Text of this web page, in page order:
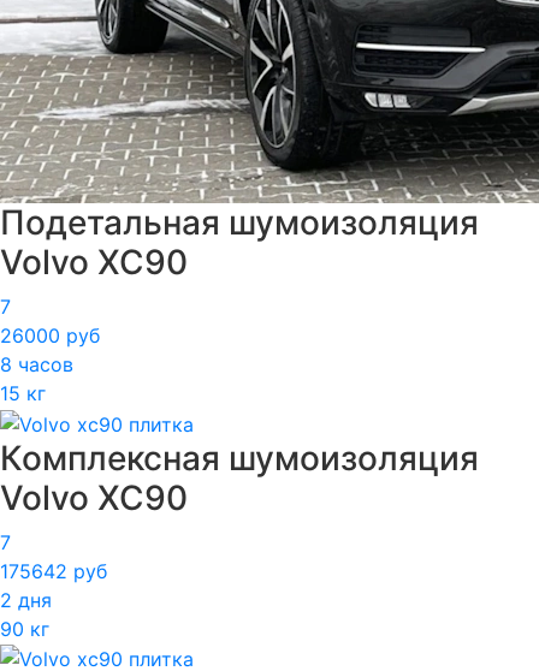
Подетальная шумоизоляция
Volvo XC90
7
26000 руб
8 часов
15 кг
Комплексная шумоизоляция
Volvo XC90
7
175642 руб
2 дня
90 кг